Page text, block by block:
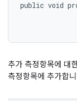
public void
추가 측정항목에 대
측정항목에 추가합